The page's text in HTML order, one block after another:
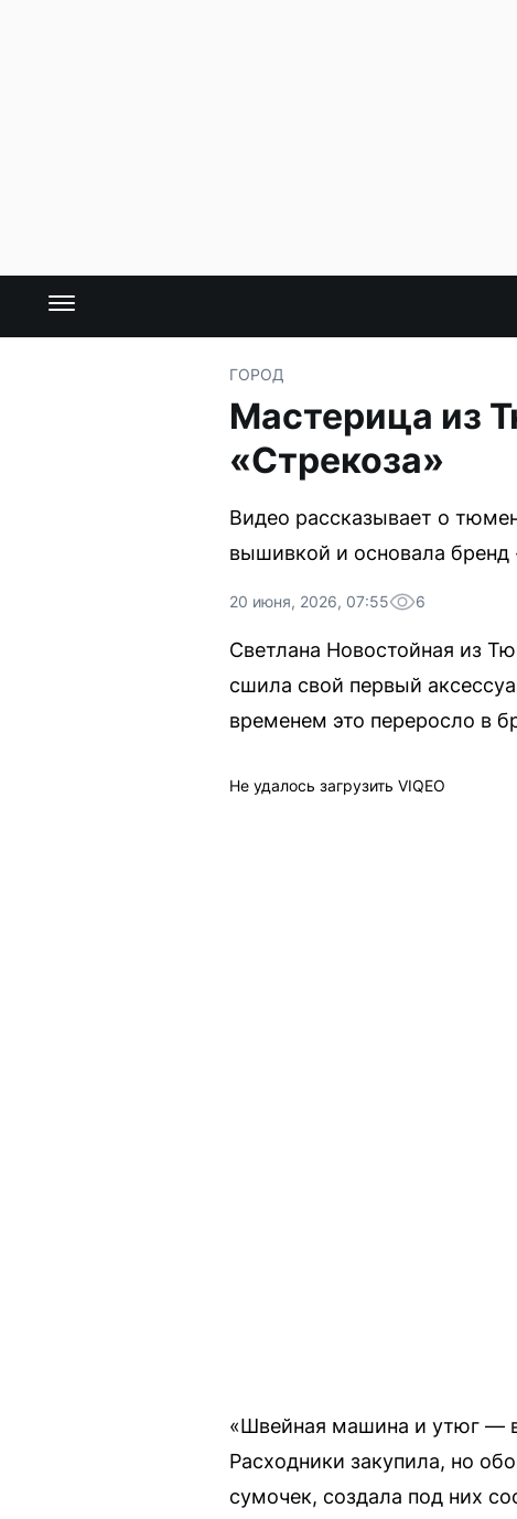
ГОРОД
Мастерица из
«Стрекоза»
Видео рассказывает о
вышивкой и основала бренд
20 июня, 2026, 07:55 6
Светлана Новостойная из
сшила свой первый
временем это переросло в
Не удалось загрузить VIQEO
«Швейная машина и утюг —
Расходники закупила, но
сумочек, создала под них